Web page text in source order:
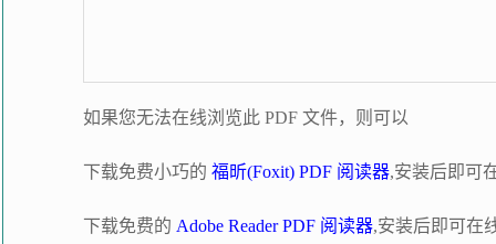
如果您无法在线浏览此 PDF 文件，则可以
下载免费小巧的 福昕(Foxit) PDF 阅读器,安装后即可
下载免费的 Adobe Reader PDF 阅读器,安装后即可在